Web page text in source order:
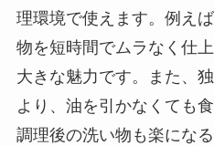
理環境で使えます。例え
物を短時間でムラなく仕
大きな魅力です。また、
より、油を引かなくても
調理後の洗い物も楽にな